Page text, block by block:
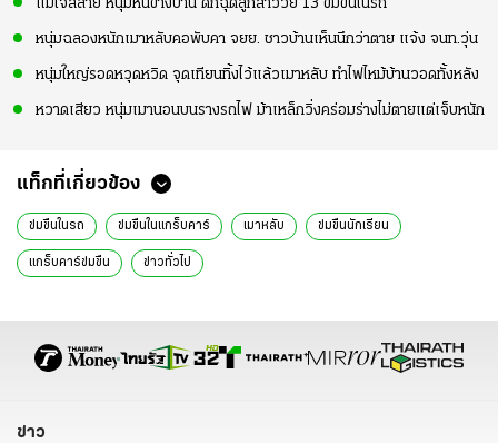
แม่ใจสลาย หนุ่มหื่นข้างบ้าน ดักฉุดลูกสาววัย 13 ข่มขืนในรถ
หนุ่มฉลองหนักเมาหลับคอพับคา จยย. ชาวบ้านเห็นนึกว่าตาย แจ้ง จนท.วุ่น
หนุ่มใหญ่รอดหวุดหวิด จุดเทียนทิ้งไว้แล้วเมาหลับ ทำไฟไหม้บ้านวอดทั้งหลัง
หวาดเสียว หนุ่มเมานอนบนรางรถไฟ ม้าเหล็กวิ่งคร่อมร่างไม่ตายแต่เจ็บหนัก
แท็กที่เกี่ยวข้อง
ข่มขืนในรถ ข่มขืนในแกร็บคาร์ เมาหลับ ข่มขืนนักเรียน
แกร็บคาร์ข่มขืน ข่าวทั่วไป
ข่าว